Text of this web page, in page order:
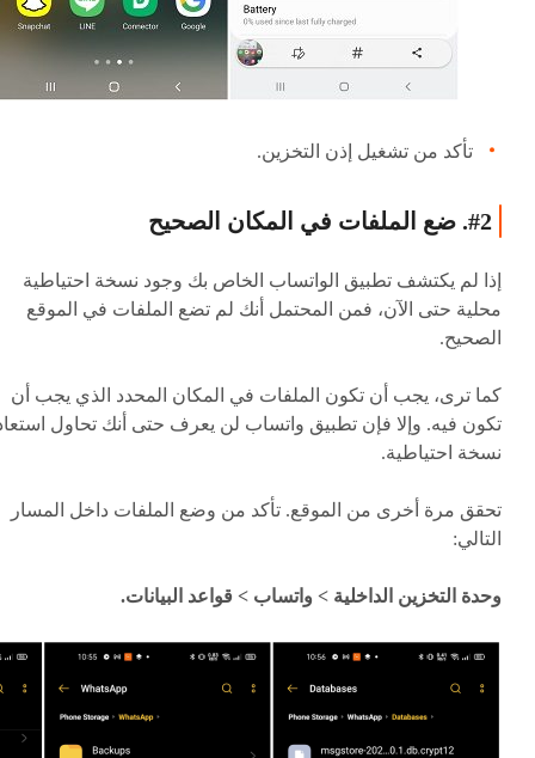
تأكد من تشغيل إذن التخزين.
#2. ضع الملفات في المكان الصحيح
إذا لم يكتشف تطبيق الواتساب الخاص بك وجود نسخة احتياطية
محلية حتى الآن، فمن المحتمل أنك لم تضع الملفات في الموقع
الصحيح.
كما ترى، يجب أن تكون الملفات في المكان المحدد الذي يجب أن
تكون فيه. وإلا فإن تطبيق واتساب لن يعرف حتى أنك تحاول
نسخة احتياطية.
تحقق مرة أخرى من الموقع. تأكد من وضع الملفات داخل المسار
التالي:
وحدة التخزين الداخلية > واتساب > قواعد البيانات.